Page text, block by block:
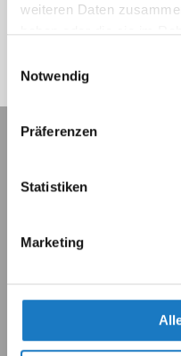
weiteren Daten
Notwendig
Präferenzen
Statistiken
Marketing
Druckdatenanleitung